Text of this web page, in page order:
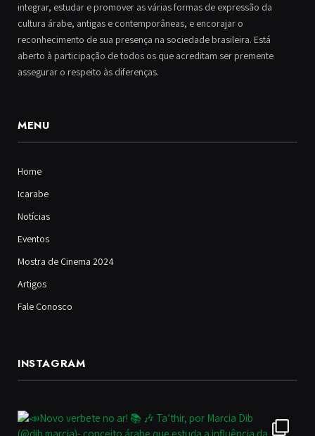
integrar, estudar e promover as várias formas de expressão da
cultura árabe, antigas e contemporâneas, e encorajar o
reconhecimento de sua presença na sociedade brasileira. Está
aberto à participação de todos os que acreditam ser premente
assegurar o respeito às diferenças.
MENU
Home
Icarabe
Notícias
Eventos
Mostra de Cinema 2024
Artigos
Fale Conosco
INSTAGRAM